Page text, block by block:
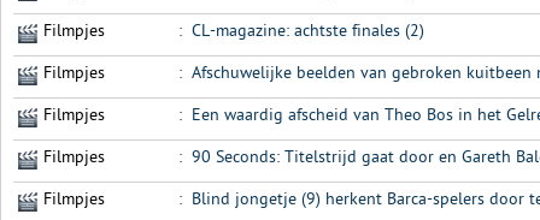
Filmpjes : CL-magazine: achtste finales (2)
Filmpjes : Afschuwelijke beelden van gebroken kuitbeen
Filmpjes : Een waardig afscheid van Theo Bos in het
Filmpjes : 90 Seconds: Titelstrijd gaat door en Gareth
Filmpjes : Blind jongetje (9) herkent Barca-spelers door